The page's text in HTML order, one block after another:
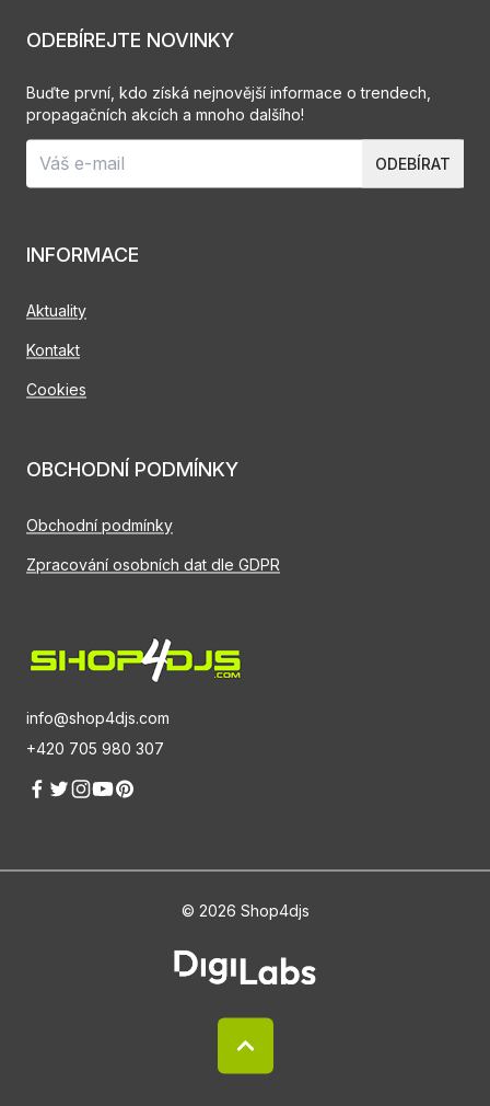
info@shop4djs.com
+420 705 980 307
INFORMACE
Aktuality
Kontakt
Cookies
OBCHODNÍ PODMÍNKY
Obchodní podmínky
Zpracování osobních dat dle GDPR
ODEBÍREJTE NOVINKY
Buďte první, kdo získá nejnovější informace o trendech,
propagačních akcích a mnoho dalšího!
ODEBÍRAT
© 2026 Shop4djs